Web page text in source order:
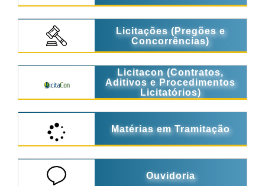
Licitações (Pregões e
Concorrências)
Licitacon (Contratos,
Aditivos e Procedimentos
Licitatórios)
Matérias em Tramitação
Ouvidoria